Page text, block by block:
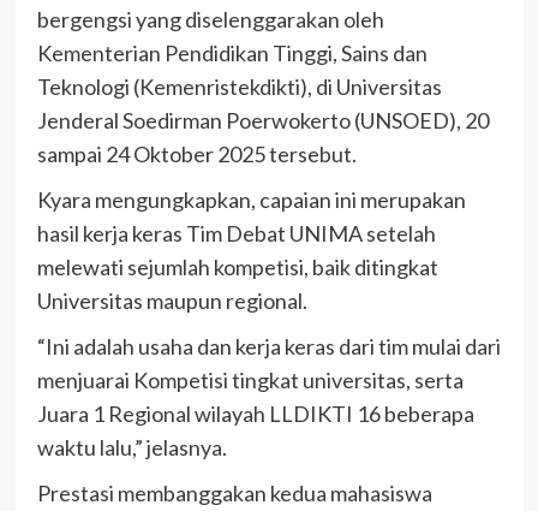
bergengsi yang diselenggarakan oleh
Kementerian Pendidikan Tinggi, Sains dan
Teknologi (Kemenristekdikti), di Universitas
Jenderal Soedirman Poerwokerto (UNSOED), 20
sampai 24 Oktober 2025 tersebut.
Kyara mengungkapkan, capaian ini merupakan
hasil kerja keras Tim Debat UNIMA setelah
melewati sejumlah kompetisi, baik ditingkat
Universitas maupun regional.
“Ini adalah usaha dan kerja keras dari tim mulai dari
menjuarai Kompetisi tingkat universitas, serta
Juara 1 Regional wilayah LLDIKTI 16 beberapa
waktu lalu,” jelasnya.
Prestasi membanggakan kedua mahasiswa